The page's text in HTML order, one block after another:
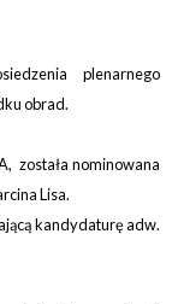
plenarnego
obrad.
została nominowana
Lisa.
kandydaturę adw.